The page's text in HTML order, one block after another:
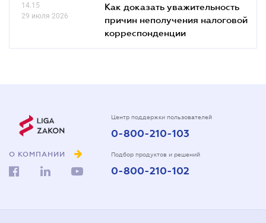
14.15
29 июля 2026
Как доказать уважительность
причин неполучения налоговой
корреспонденции
О КОМПАНИИ
Центр поддержки пользователей
0-800-210-103
Подбор продуктов и решений
0-800-210-102